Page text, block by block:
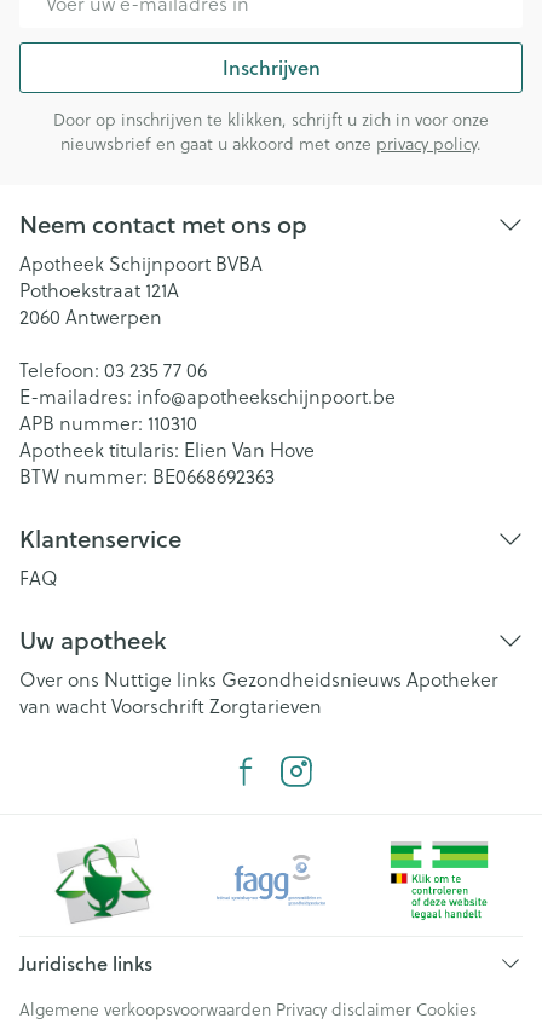
Inschrijven
Door op inschrijven te klikken, schrijft u zich in voor onze
nieuwsbrief en gaat u akkoord met onze privacy policy.
Neem contact met ons op
Apotheek Schijnpoort BVBA
Pothoekstraat 121A
2060 Antwerpen
Telefoon: 03 235 77 06
E-mailadres: info@apotheekschijnpoort.be
APB nummer: 110310
Apotheek titularis: Elien Van Hove
BTW nummer: BE0668692363
Klantenservice
FAQ
Uw apotheek
Over ons Nuttige links Gezondheidsnieuws Apotheker
van wachtVoorschriftZorgtarieven
Juridische links
Algemene verkoopsvoorwaarden Privacy disclaimer Cookies